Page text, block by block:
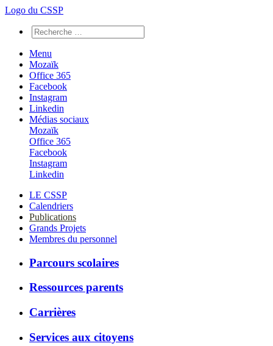
Logo du CSSP
Menu
Mozaïk
Office 365
Facebook
Instagram
Linkedin
Médias sociaux
Mozaïk
Office 365
Facebook
Instagram
Linkedin
LE CSSP
Calendriers
Publications
Grands Projets
Membres du personnel
Parcours scolaires
Ressources parents
Carrières
Services aux citoyens